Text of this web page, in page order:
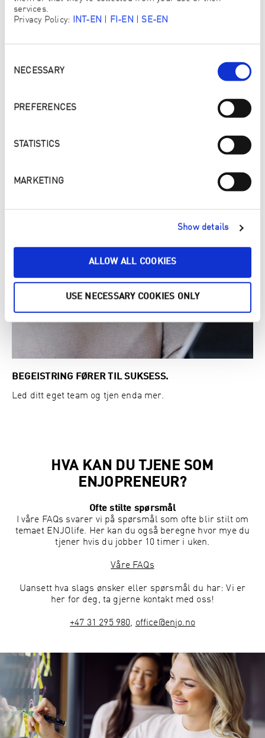
services.
Privacy Policy: INT-EN FI-EN SE-EN
NECESSARY
PREFERENCES
STATISTICS
MARKETING
Show details
ALLOW ALL COOKIES
USE NECESSARY COOKIES ONLY
Bestem selv, hvor mye tid du ønsker å investere i din
virksomhet og hvor mye du tjener.
BEGEISTRING FØRER TIL SUKSESS.
Led ditt eget team og tjen enda mer.
HVA KAN DU TJENE SOM
ENJOPRENEUR?
Ofte stilte spørsmål
I våre FAQs svarer vi på spørsmål som ofte blir stilt om
temaet ENJOlife. Her kan du også beregne hvor mye du
tjener hvis du jobber 10 timer i uken.
Våre FAQs
Uansett hva slags ønsker eller spørsmål du har: Vi er
her for deg, ta gjerne kontakt med oss!
+47 31 295 980, office@enjo.no